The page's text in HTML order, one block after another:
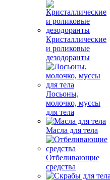
Кристаллические
и роликовые
дезодоранты
Лосьоны,
молочко, муссы
для тела
Масла для тела
Отбеливающие
средства